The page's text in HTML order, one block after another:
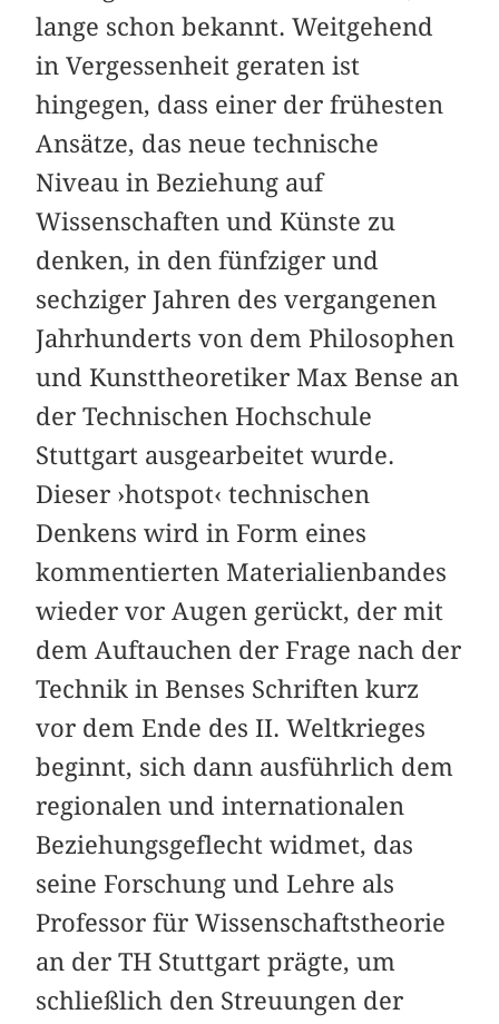
lange schon bekannt. Weitgehend
in Vergessenheit geraten ist
hingegen, dass einer der frühesten
Ansätze, das neue technische
Niveau in Beziehung auf
Wissenschaften und Künste zu
denken, in den fünfziger und
sechziger Jahren des vergangenen
Jahrhunderts von dem Philosophen
und Kunsttheoretiker Max Bense an
der Technischen Hochschule
Stuttgart ausgearbeitet wurde.
Dieser ›hotspot‹ technischen
Denkens wird in Form eines
kommentierten Materialienbandes
wieder vor Augen gerückt, der mit
dem Auftauchen der Frage nach der
Technik in Benses Schriften kurz
vor dem Ende des II. Weltkrieges
beginnt, sich dann ausführlich dem
regionalen und internationalen
Beziehungsgeflecht widmet, das
seine Forschung und Lehre als
Professor für Wissenschaftstheorie
an der TH Stuttgart prägte, um
schließlich den Streuungen der